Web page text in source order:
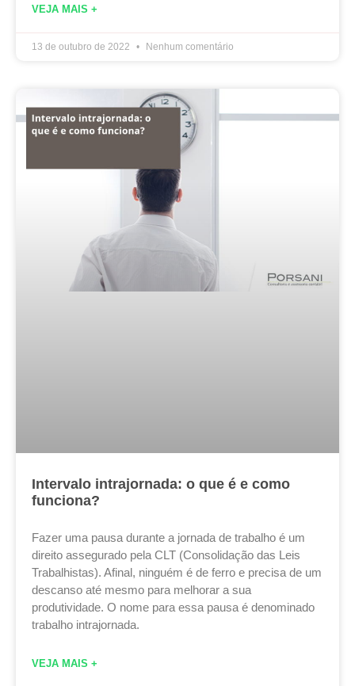
VEJA MAIS +
13 de outubro de 2022 Nenhum comentário
Intervalo intrajornada: o que é e como
funciona?
Fazer uma pausa durante a jornada de trabalho é um
direito assegurado pela CLT (Consolidação das Leis
Trabalhistas). Afinal, ninguém é de ferro e precisa de um
descanso até mesmo para melhorar a sua
produtividade. O nome para essa pausa é denominado
trabalho intrajornada.
VEJA MAIS +